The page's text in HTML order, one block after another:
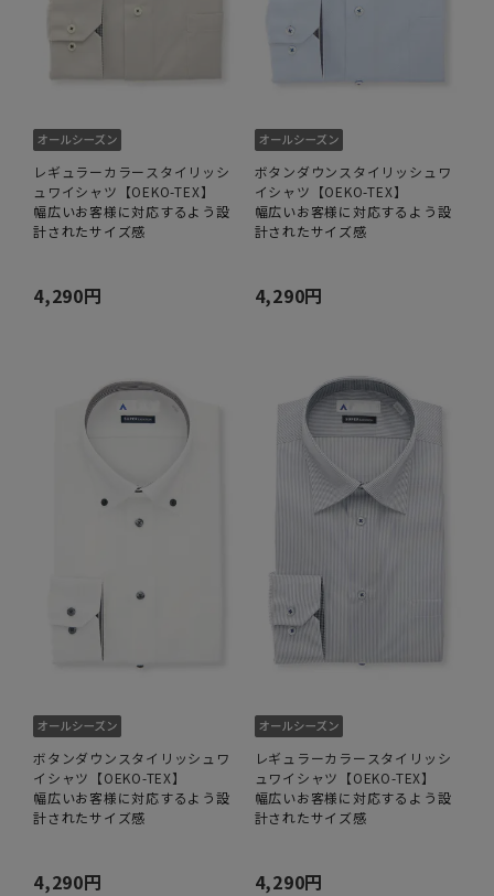
レギュラーカラースタイリッシ
ュワイシャツ【OEKO-TEX】
幅広いお客様に対応するよう設
計されたサイズ感
4,290円
ボタンダウンスタイリッシュワ
イシャツ【OEKO-TEX】
幅広いお客様に対応するよう設
計されたサイズ感
4,290円
ボタンダウンスタイリッシュワ
イシャツ【OEKO-TEX】
幅広いお客様に対応するよう設
計されたサイズ感
4,290円
レギュラーカラースタイリッシ
ュワイシャツ【OEKO-TEX】
幅広いお客様に対応するよう設
計されたサイズ感
4,290円